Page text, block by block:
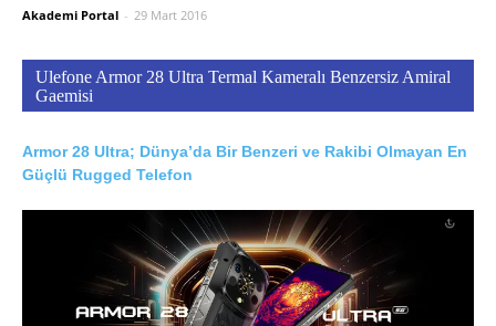
Akademi Portal - 29 Mart 2016
Ulefone Armor 28 Ultra Termal Kameralı Benzersiz Amiral
Gaemisi
Armor 28 Ultra; Dünya’da Bir Benzeri ve Rakibi Olmayan En
Güçlü Rugged Telefon